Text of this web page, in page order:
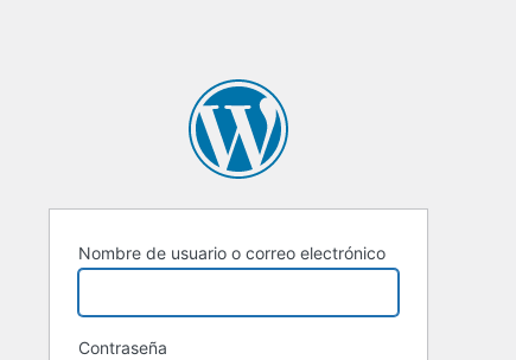
Nombre de usuario o correo electrónico
Contraseña